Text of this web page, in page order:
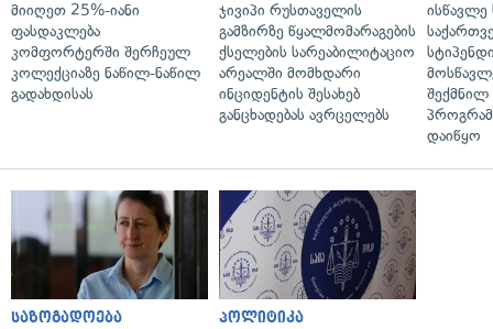
მიიღეთ 25%-იანი
ფასდაკლება
კომფორტერში შერჩეულ
კოლექციაზე ნაწილ-ნაწილ
გადახდისას
ჯივიპი რუსთაველის
გამზირზე წყალმომარაგების
ქსელების სარეაბილიტაციო
არეალში მომხდარი
ინციდენტის შესახებ
განცხადებას ავრცელებს
ისწავლე
დაიწყო
საზოგადოება პოლიტიკა